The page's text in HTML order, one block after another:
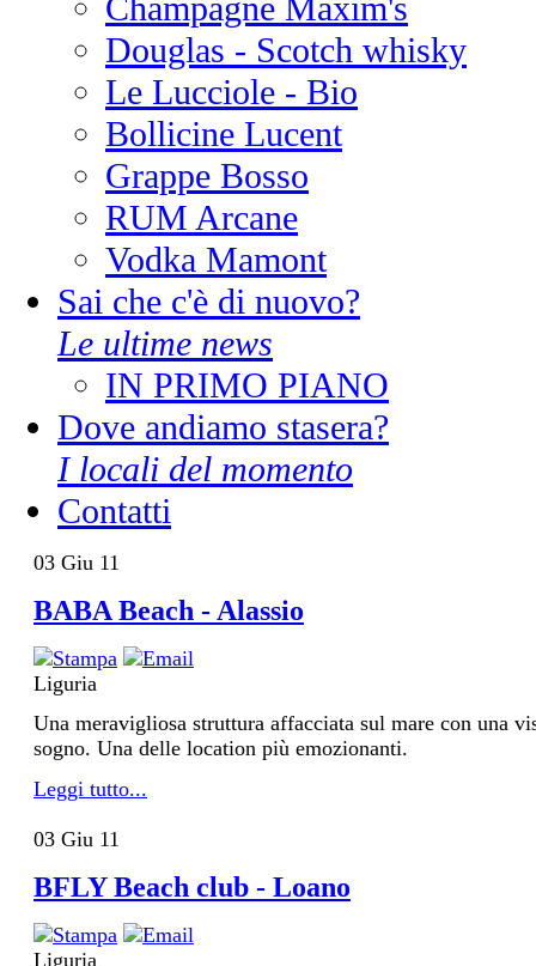
Champagne Maxim's
Douglas - Scotch whisky
Le Lucciole - Bio
Bollicine Lucent
Grappe Bosso
RUM Arcane
Vodka Mamont
Sai che c'è di nuovo?
Le ultime news
IN PRIMO PIANO
Dove andiamo stasera?
I locali del momento
Contatti
03 Giu 11
BABA Beach - Alassio
Liguria
Una meravigliosa struttura affacciata sul mare con una
sogno. Una delle location più emozionanti.
Leggi tutto...
03 Giu 11
BFLY Beach club - Loano
Liguria